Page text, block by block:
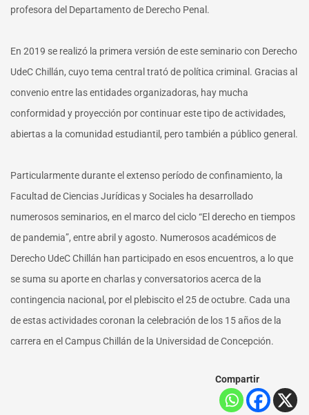
profesora del Departamento de Derecho Penal.
En 2019 se realizó la primera versión de este seminario con Derecho
UdeC Chillán, cuyo tema central trató de política criminal. Gracias al
convenio entre las entidades organizadoras, hay mucha
conformidad y proyección por continuar este tipo de actividades,
abiertas a la comunidad estudiantil, pero también a público general.
Particularmente durante el extenso período de confinamiento, la
Facultad de Ciencias Jurídicas y Sociales ha desarrollado
numerosos seminarios, en el marco del ciclo “El derecho en tiempos
de pandemia”, entre abril y agosto. Numerosos académicos de
Derecho UdeC Chillán han participado en esos encuentros, a lo que
se suma su aporte en charlas y conversatorios acerca de la
contingencia nacional, por el plebiscito el 25 de octubre. Cada una
de estas actividades coronan la celebración de los 15 años de la
carrera en el Campus Chillán de la Universidad de Concepción.
Compartir